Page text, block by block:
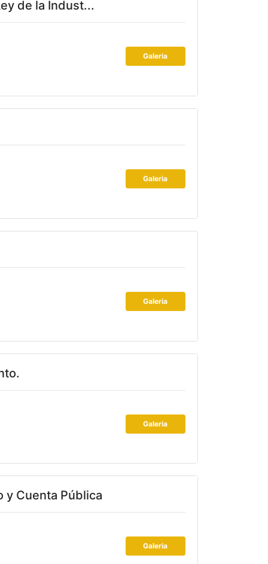
de la Indust...
Galeria
Galeria
Galeria
Galeria
y Cuenta Pública
Galeria